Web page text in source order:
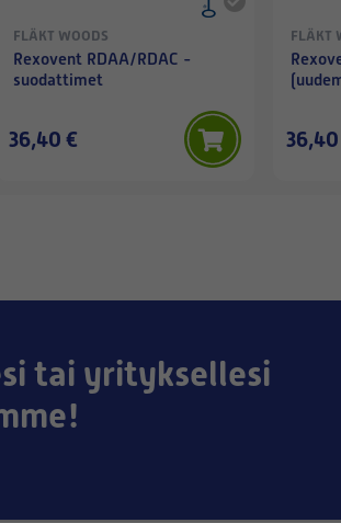
FLÄKT WOODS
Rexovent RDAA/RDAC -
suodattimet
36,40 €
FLÄKT
tai yrityksellesi